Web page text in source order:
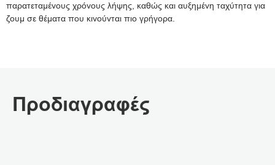
παρατεταμένους χρόνους λήψης, καθώς και αυξημένη ταχύτητα για
ζουμ σε θέματα που κινούνται πιο γρήγορα.
Προδιαγραφές